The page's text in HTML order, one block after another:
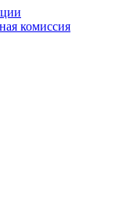
комиссия